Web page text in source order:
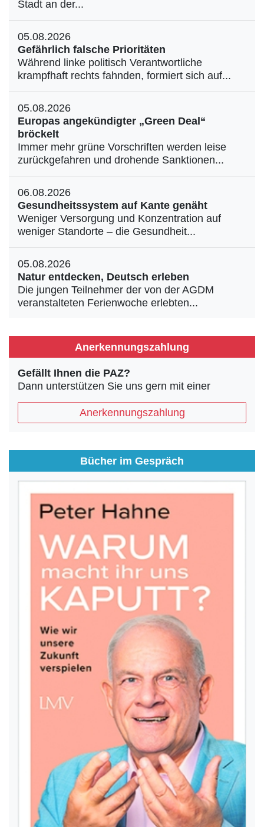
Stadt an der...
05.08.2026
Gefährlich falsche Prioritäten
Während linke politisch Verantwortliche
krampfhaft rechts fahnden, formiert sich auf...
05.08.2026
Europas angekündigter „Green Deal“
bröckelt
Immer mehr grüne Vorschriften werden leise
zurückgefahren und drohende Sanktionen...
06.08.2026
Gesundheitssystem auf Kante genäht
Weniger Versorgung und Konzentration auf
weniger Standorte – die Gesundheit...
05.08.2026
Natur entdecken, Deutsch erleben
Die jungen Teilnehmer der von der AGDM
veranstalteten Ferienwoche erlebten...
Anerkennungszahlung
Gefällt Ihnen die PAZ?
Dann unterstützen Sie uns gern mit einer
Anerkennungszahlung
Bücher im Gespräch